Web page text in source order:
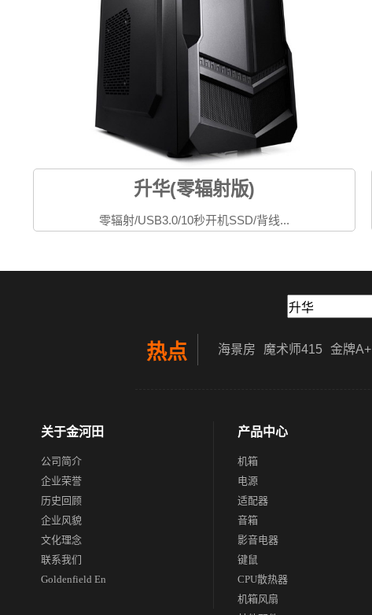
升华(零辐射版)
零辐射/USB3.0/10秒开机SSD/背线...
热点 海景房 魔术师415 金牌A+
关于金河田
公司简介
企业荣誉
历史回顾
企业风貌
文化理念
联系我们
Goldenfield En
产品中心
机箱
电源
适配器
音箱
影音电器
键鼠
CPU散热器
机箱风扇